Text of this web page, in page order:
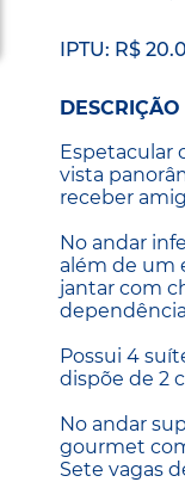
IPTU: R$
Espetacular
vista
receber
No andar
além de um
jantar com
Possui 4
dispõe de 2
No andar
gourmet
Sete vagas